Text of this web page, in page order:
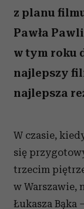
z planu
Pawła
w tym roku
najlepszy
najlepsza
W czasie,
się
trzecim
w Warszawie,
Łukasza Bąka